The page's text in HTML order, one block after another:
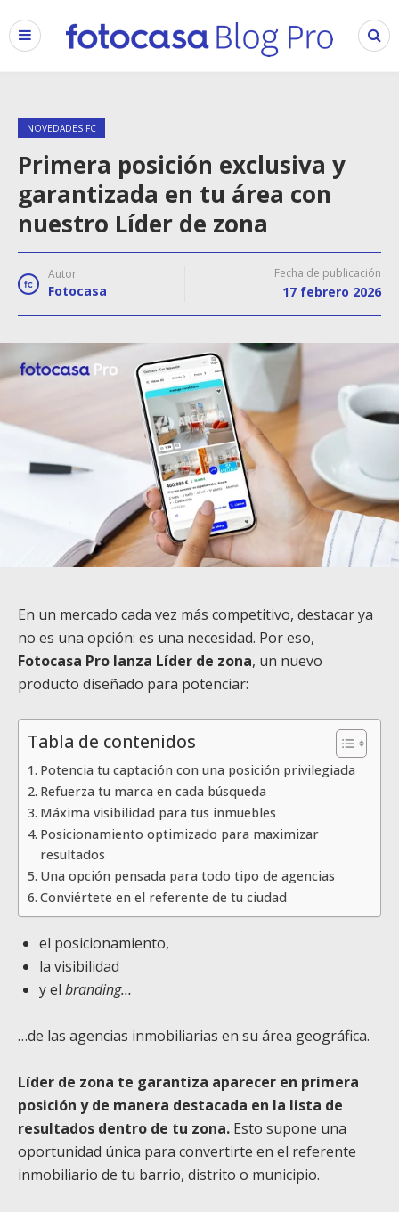
NOVEDADES FC
Primera posición exclusiva y
garantizada en tu área con
nuestro Líder de zona
Autor
Fotocasa
Fecha de publicación
17 febrero 2026
En un mercado cada vez más competitivo, destacar ya
no es una opción: es una necesidad. Por eso,
Fotocasa Pro lanza Líder de zona, un nuevo
producto diseñado para potenciar:
Tabla de contenidos
Potencia tu captación con una posición privilegiada
Refuerza tu marca en cada búsqueda
Máxima visibilidad para tus inmuebles
Posicionamiento optimizado para maximizar
resultados
Una opción pensada para todo tipo de agencias
Conviértete en el referente de tu ciudad
el posicionamiento,
la visibilidad
y el branding…
…de las agencias inmobiliarias en su área geográfica.
Líder de zona te garantiza aparecer en primera
posición y de manera destacada en la lista de
resultados dentro de tu zona. Esto supone una
oportunidad única para convertirte en el referente
inmobiliario de tu barrio, distrito o municipio.